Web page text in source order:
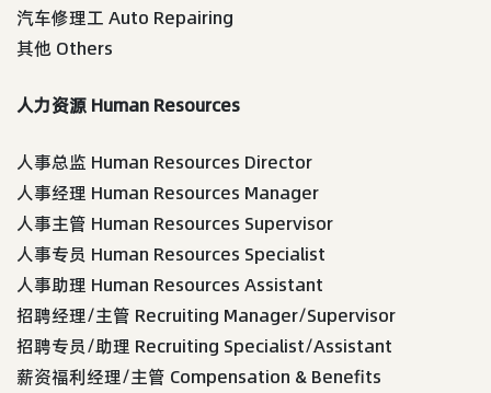
汽车修理工 Auto Repairing
其他 Others
人力资源 Human Resources
人事总监 Human Resources Director
人事经理 Human Resources Manager
人事主管 Human Resources Supervisor
人事专员 Human Resources Specialist
人事助理 Human Resources Assistant
招聘经理/主管 Recruiting Manager/Supervisor
招聘专员/助理 Recruiting Specialist/Assistant
薪资福利经理/主管 Compensation & Benefits